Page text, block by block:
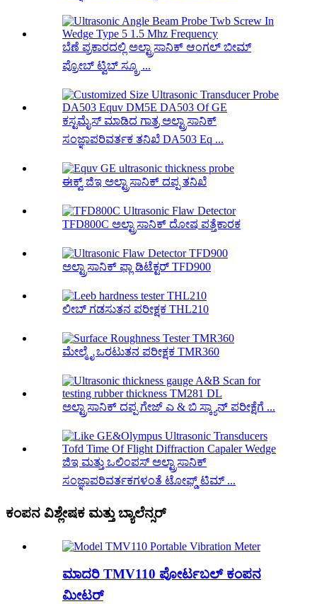
ಬೆಣೆ ಪ್ರಕಾರದಲ್ಲಿ ಅಲ್ಟ್ರಾಸಾನಿಕ್ ಆಂಗಲ್ ಬೀಮ್
ಪ್ರೋಬ್ ಟ್ವಿಬ್ ಸ್ಕ್ರೂ ...
ಕಸ್ಟಮೈಸ್ ಮಾಡಿದ ಗಾತ್ರ ಅಲ್ಟ್ರಾಸಾನಿಕ್
ಸಂಜ್ಞಾಪರಿವರ್ತಕ ತನಿಖೆ DA503 Eq ...
ಈಕ್ವ್ ಜಿಇ ಅಲ್ಟ್ರಾಸಾನಿಕ್ ದಪ್ಪ ತನಿಖೆ
TFD800C ಅಲ್ಟ್ರಾಸಾನಿಕ್ ದೋಷ ಪತ್ತೆಕಾರಕ
ಅಲ್ಟ್ರಾಸಾನಿಕ್ ಫ್ಲಾ ಡಿಟೆಕ್ಟರ್ TFD900
ಲೀಬ್ ಗಡಸುತನ ಪರೀಕ್ಷಕ THL210
ಮೇಲ್ಮೈ ಒರಟುತನ ಪರೀಕ್ಷಕ TMR360
ಅಲ್ಟ್ರಾಸಾನಿಕ್ ದಪ್ಪ ಗೇಜ್ ಎ & ಬಿ ಸ್ಕ್ಯಾನ್ ಪರೀಕ್ಷೆಗೆ ...
ಜಿಇ ಮತ್ತು ಒಲಿಂಪಸ್ ಅಲ್ಟ್ರಾಸಾನಿಕ್
ಸಂಜ್ಞಾಪರಿವರ್ತಕಗಳಂತೆ ಟೋಫ್ಡ್ ಟಿಮ್ ...
ಕಂಪನ ವಿಶ್ಲೇಷಕ ಮತ್ತು ಬ್ಯಾಲೆನ್ಸರ್
ಮಾದರಿ TMV110 ಪೋರ್ಟಬಲ್ ಕಂಪನ
ಮೀಟರ್